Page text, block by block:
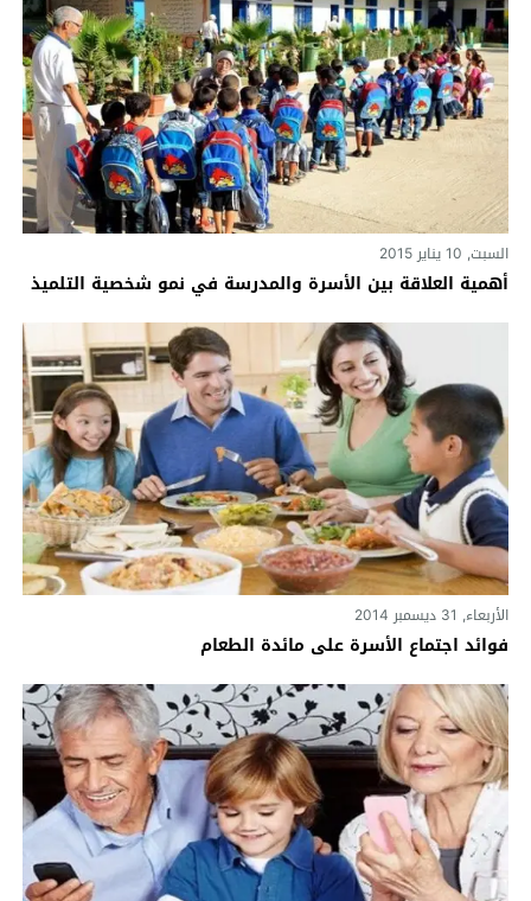
السبت, 10 يناير 2015
أهمية العلاقة بين الأسرة والمدرسة في نمو شخصية التلميذ
الأربعاء, 31 ديسمبر 2014
فوائد اجتماع الأسرة على مائدة الطعام